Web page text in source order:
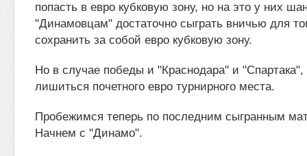
попасть в евро кубковую зону, но на это у них
"Динамовцам" достаточно сыграть вничью для
сохранить за собой евро кубковую зону.
Но в случае победы и "Краснодара" и
лишиться почетного евро турнирного места.
Пробежимся теперь по последним сыгранным
Начнем с "Динамо".